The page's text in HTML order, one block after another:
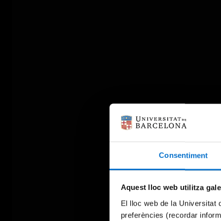
Consentiment
Aquest lloc web utilitza
El lloc web de la Universitat
preferències (recordar